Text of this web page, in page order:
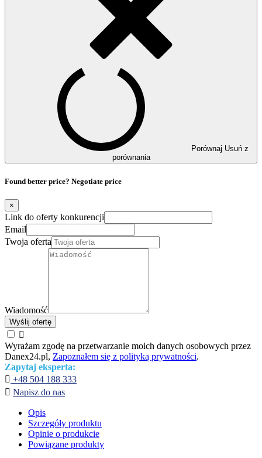
Porównaj Usuń z
porównania
Found better price? Negotiate price
×
Link do oferty konkurencji
Email
Twoja oferta
Wiadomość
Wyślij ofertę

Wyrażam zgodę na przetwarzanie moich danych osobowych przez
Danex24.pl, Zapoznałem się z polityką prywatności.
Zapytaj eksperta:
 +48 504 188 333
 Napisz do nas
Opis
Szczegóły produktu
Opinie o produkcie
Powiązane produkty